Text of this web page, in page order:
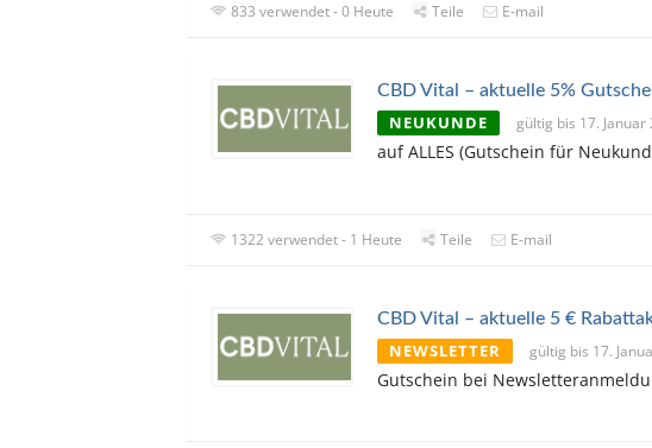
833 verwendet - 0 Heute Teile E-mail
CBD Vital – aktuelle 5%
NEUKUNDE gültig bis 17. Januar
auf ALLES (Gutschein für
1322 verwendet - 1 Heute Teile E-mail
CBD Vital – aktuelle 5 €
NEWSLETTER gültig bis 17.
Gutschein bei